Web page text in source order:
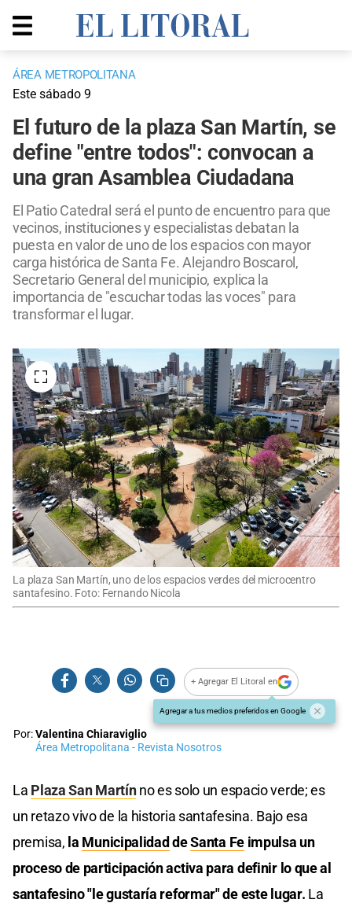
ÁREA METROPOLITANA
Este sábado 9
El futuro de la plaza San Martín, se
define "entre todos": convocan a
una gran Asamblea Ciudadana
El Patio Catedral será el punto de encuentro para que
vecinos, instituciones y especialistas debatan la
puesta en valor de uno de los espacios con mayor
carga histórica de Santa Fe. Alejandro Boscarol,
Secretario General del municipio, explica la
importancia de "escuchar todas las voces" para
transformar el lugar.
La plaza San Martín, uno de los espacios verdes del microcentro
santafesino. Foto: Fernando Nicola
+ Agregar El Litoral en
Agregar a tus medios preferidos en Google
Por:Valentina Chiaraviglio
Área Metropolitana - Revista Nosotros
La Plaza San Martínno es solo un espacio verde; es
un retazo vivo de la historia santafesina. Bajo esa
premisa, la MunicipalidaddeSanta Feimpulsa un
proceso de participación activa para definir lo que al
santafesino "le gustaría reformar" de este lugar. La